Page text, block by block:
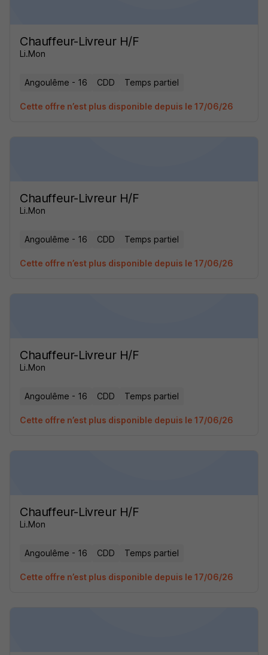
Chauffeur-Livreur H/F
Li.Mon
Angoulême - 16 CDD Temps partiel
Cette offre n’est plus disponible depuis le 17/06/26
Chauffeur-Livreur H/F
Li.Mon
Angoulême - 16 CDD Temps partiel
Cette offre n’est plus disponible depuis le 17/06/26
Chauffeur-Livreur H/F
Li.Mon
Angoulême - 16 CDD Temps partiel
Cette offre n’est plus disponible depuis le 17/06/26
Chauffeur-Livreur H/F
Li.Mon
Angoulême - 16 CDD Temps partiel
Cette offre n’est plus disponible depuis le 17/06/26